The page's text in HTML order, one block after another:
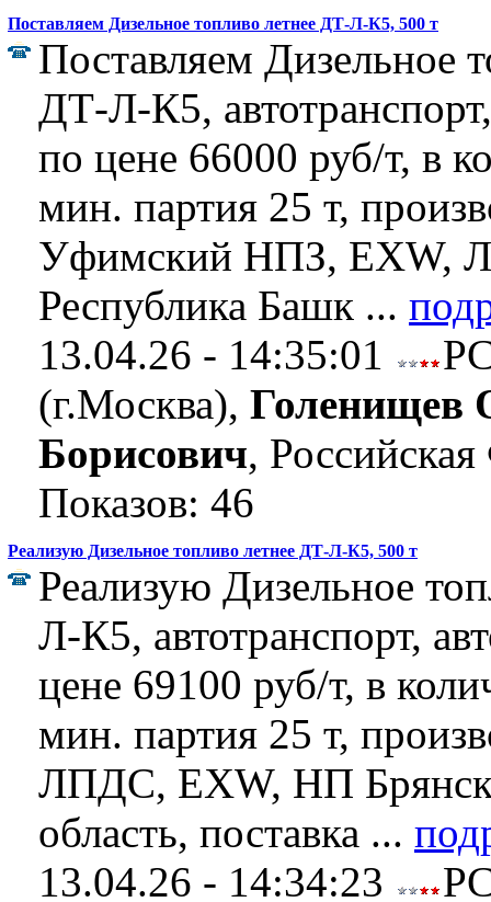
Поставляем Дизельное топливо летнее ДТ-Л-К5, 500 т
Поставляем Дизельное
ДТ-Л-К5,
по цене 66000 руб/т, в
мин. партия 25 т,
Уфимский НПЗ, EXW,
Республика Башк ...
13.04.26 - 14:35:01
(г.Москва), Голенищев
Борисович,
Показов: 46
Реализую Дизельное топливо летнее ДТ-Л-К5, 500 т
Реализую Дизельное
Л-К5, автотранспорт,
цене 69100 руб/т, в
мин. партия 25 т,
ЛПДС, EXW, НП
область, поставка ...
13.04.26 - 14:34:23